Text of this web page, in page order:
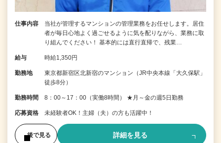
仕事内容
当社が管理するマンションの管理業務をお任せします。居住
者が毎日心地よく過ごせるように気を配りながら、業務に取
り組んでください！ 基本的には直行直帰で、残業…
給与 時給1,350円
勤務地
東京都新宿区北新宿のマンション（JR中央本線「大久保駅」
徒歩8分）
勤務時間 8：00～17：00（実働8時間） ★月～金の週5日勤務
応募資格 未経験者OK！主婦（夫）の方も活躍中！
後で見る 詳細を見る